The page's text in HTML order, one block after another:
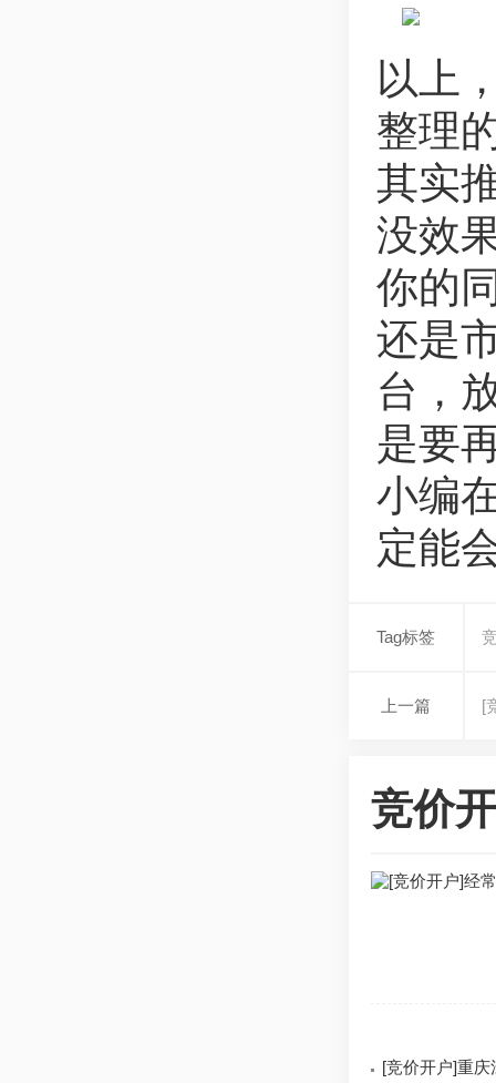
以上
整理
其实
没效
你的
还是
台，
是要
小编
定能
Tag标签
上一篇 [
竞价
[竞价开户]重